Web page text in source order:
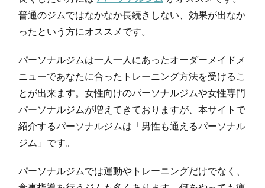
普通のジムではなかなか長続きしない、効果が出なか
ったという方にオススメです。
パーソナルジムは一人一人にあったオーダーメイドメ
ニューであなたに合ったトレーニング方法を受けるこ
とが出来ます。女性向けのパーソナルジムや女性専門
パーソナルジムが増えてきておりますが、本サイトで
紹介するパーソナルジムは「男性も通えるパーソナル
ジム」です。
パーソナルジムでは運動やトレーニングだけでなく、